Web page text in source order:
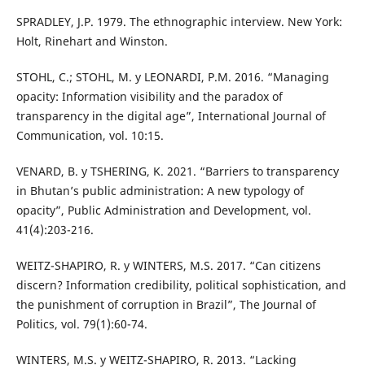
SPRADLEY, J.P. 1979. The ethnographic interview. New York:
Holt, Rinehart and Winston.
STOHL, C.; STOHL, M. y LEONARDI, P.M. 2016. “Managing
opacity: Information visibility and the paradox of
transparency in the digital age”, International Journal of
Communication, vol. 10:15.
VENARD, B. y TSHERING, K. 2021. “Barriers to transparency
in Bhutan’s public administration: A new typology of
opacity”, Public Administration and Development, vol.
41(4):203-216.
WEITZ-SHAPIRO, R. y WINTERS, M.S. 2017. “Can citizens
discern? Information credibility, political sophistication, and
the punishment of corruption in Brazil”, The Journal of
Politics, vol. 79(1):60-74.
WINTERS, M.S. y WEITZ-SHAPIRO, R. 2013. “Lacking